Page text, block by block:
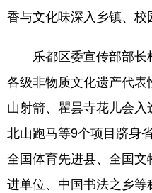
香与文化味深入乡镇、校
乐都区委宣传部部长
各级非物质文化遗产代
山射箭、瞿昙寺花儿会入
北山跑马等9个项目跻身
全国体育先进县、全国
进单位、中国书法之乡等